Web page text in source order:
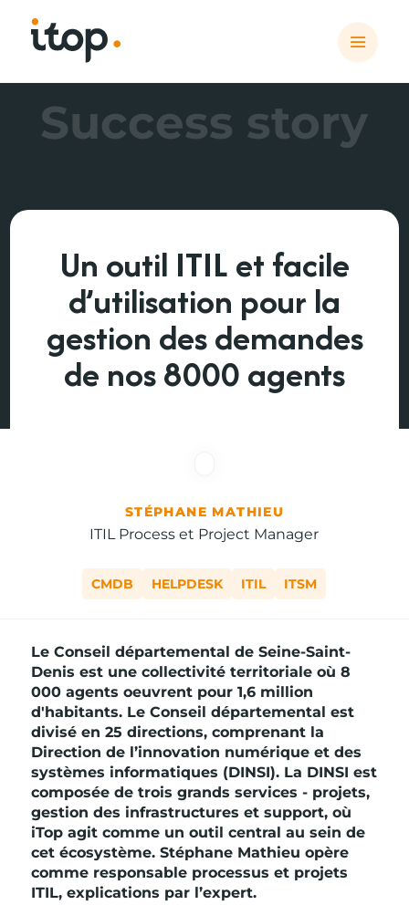
Success story
Un outil ITIL et facile
d’utilisation pour la
gestion des demandes
de nos 8000 agents
STÉPHANE MATHIEU
ITIL Process et Project Manager
CMDB HELPDESK ITIL ITSM
Le Conseil départemental de Seine-Saint-
Denis est une collectivité territoriale où 8
000 agents oeuvrent pour 1,6 million
d'habitants. Le Conseil départemental est
divisé en 25 directions, comprenant la
Direction de l’innovation numérique et des
systèmes informatiques (DINSI). La DINSI est
composée de trois grands services - projets,
gestion des infrastructures et support, où
iTop agit comme un outil central au sein de
cet écosystème. Stéphane Mathieu opère
comme responsable processus et projets
ITIL, explications par l’expert.